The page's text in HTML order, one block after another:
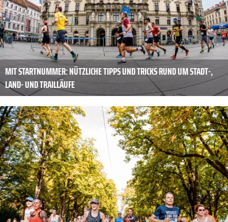
MIT STARTNUMMER: NÜTZLICHE TIPPS UND TRICKS RUND UM STADT-,
LAND- UND TRAILLÄUFE